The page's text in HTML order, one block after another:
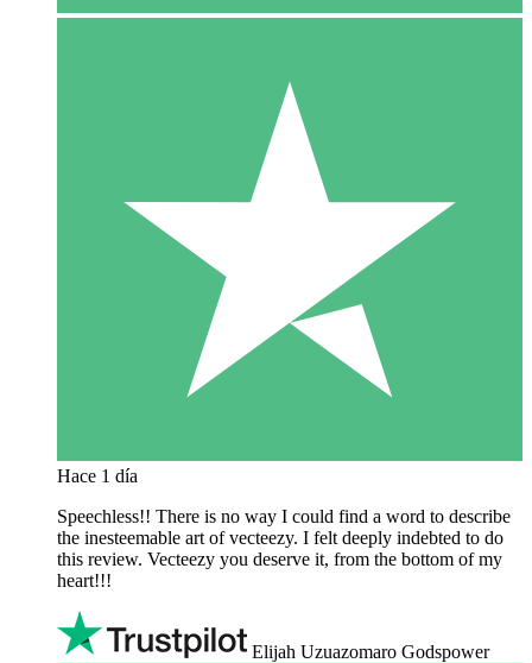
Hace 1 día
Speechless!! There is no way I could find a word to describe
the inesteemable art of vecteezy. I felt deeply indebted to do
this review. Vecteezy you deserve it, from the bottom of my
heart!!!
Elijah Uzuazomaro Godspower